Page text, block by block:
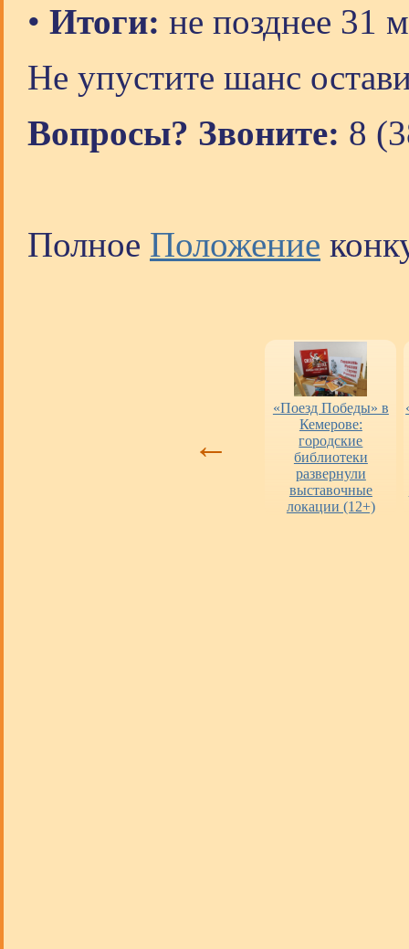
• Итоги: не позднее 31
Не упустите шанс
Вопросы? Звоните: 8
Полное Положение
←
«Поезд Победы» в
Кемерове:
городские
библиотеки
развернули
выставочные
локации (12+)